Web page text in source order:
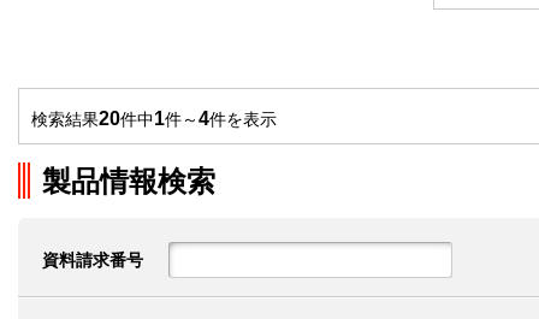
検索結果20件中1件～4件を表示
製品情報検索
資料請求番号